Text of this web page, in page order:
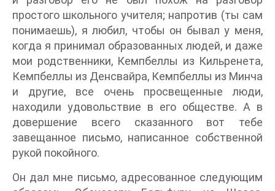
простого школьного учителя; напротив (ты сам
понимаешь), я любил, чтобы он бывал у меня,
когда я принимал образованных людей, и даже
мои родственники, Кемпбеллы из Кильренета,
Кемпбеллы из Денсвайра, Кемпбеллы из Минча
и другие, все очень просвещенные люди,
находили удовольствие в его обществе. А в
довершение всего сказанного вот тебе
завещанное письмо, написанное собственной
рукой покойного.
Он дал мне письмо, адресованное следующим